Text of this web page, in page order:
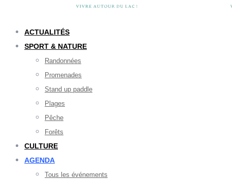
ACTUALITÉS
SPORT & NATURE
Randonnées
Promenades
Stand up paddle
Plages
Pêche
Forêts
CULTURE
AGENDA
Tous les événements